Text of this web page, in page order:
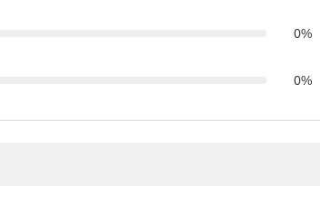
0%
0%